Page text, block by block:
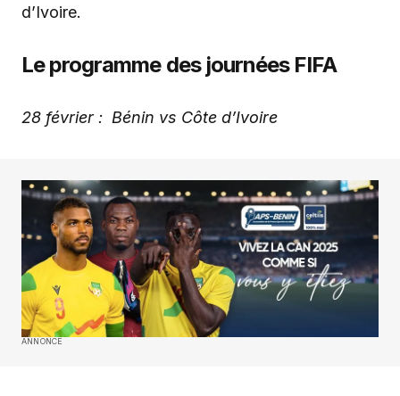
d’Ivoire.
Le programme des journées FIFA
28 février : Bénin vs Côte d’Ivoire
ANNONCE